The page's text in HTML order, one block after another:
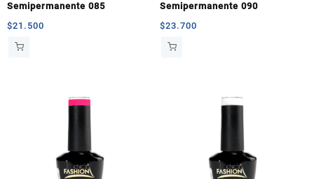
Semipermanente 085
$21.500
Semipermanente 090
$23.700